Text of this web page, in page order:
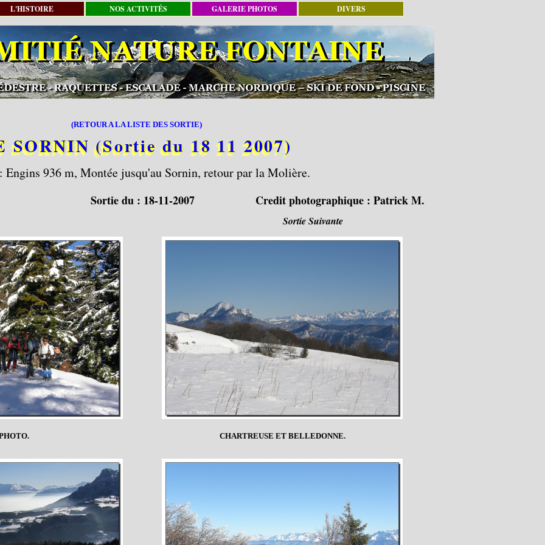
L'HISTOIRE NOS ACTIVITÉS GALERIE PHOTOS DIVERS
(RETOUR A LA LISTE DES SORTIE)
SORNIN (Sortie du 18 11 2007)
Engins 936 m, Montée jusqu'au Sornin, retour par la Molière.
Sortie du : 18-11-2007 Credit photographique : Patrick M.
Sortie Suivante
CHARTREUSE ET BELLEDONNE.